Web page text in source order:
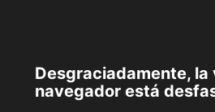
Desgraciadamente, la
navegador está